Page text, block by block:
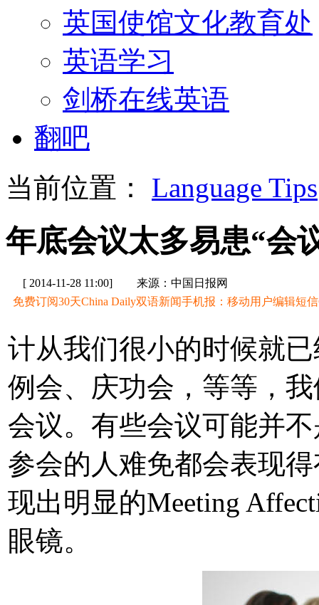
英国使馆文化教育处
英语学习
剑桥在线英语
翻吧
当前位置： Language Tips
年底会议太多易患“会
[ 2014-11-28 11:00]
来源：中国日报网
免费订阅30天China Daily双语新闻手机报：移动用户编辑短信
计从我们很小的时候就
例会、庆功会，等等，
会议。有些会议可能并
参会的人难免都会表现
现出明显的Meeting
眼镜。